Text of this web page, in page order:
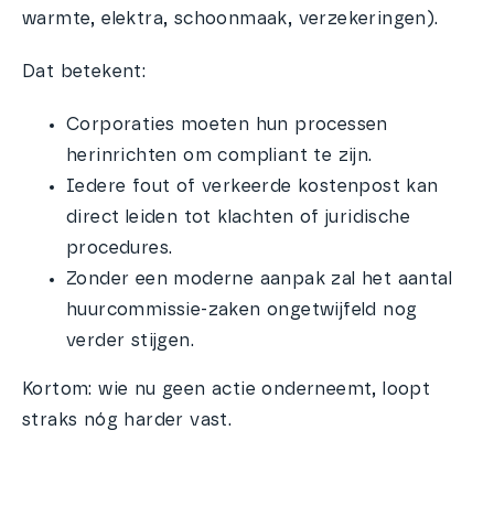
warmte, elektra, schoonmaak, verzekeringen).
Dat betekent:
Corporaties moeten hun processen
herinrichten om compliant te zijn.
Iedere fout of verkeerde kostenpost kan
direct leiden tot klachten of juridische
procedures.
Zonder een moderne aanpak zal het aantal
huurcommissie-zaken ongetwijfeld nog
verder stijgen.
Kortom: wie nu geen actie onderneemt, loopt
straks nóg harder vast.